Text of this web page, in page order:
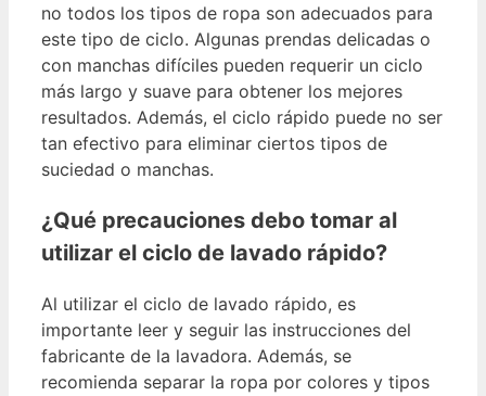
no todos los tipos de ropa son adecuados para
este tipo de ciclo. Algunas prendas delicadas o
con manchas difíciles pueden requerir un ciclo
más largo y suave para obtener los mejores
resultados. Además, el ciclo rápido puede no ser
tan efectivo para eliminar ciertos tipos de
suciedad o manchas.
¿Qué precauciones debo tomar al
utilizar el ciclo de lavado rápido?
Al utilizar el ciclo de lavado rápido, es
importante leer y seguir las instrucciones del
fabricante de la lavadora. Además, se
recomienda separar la ropa por colores y tipos